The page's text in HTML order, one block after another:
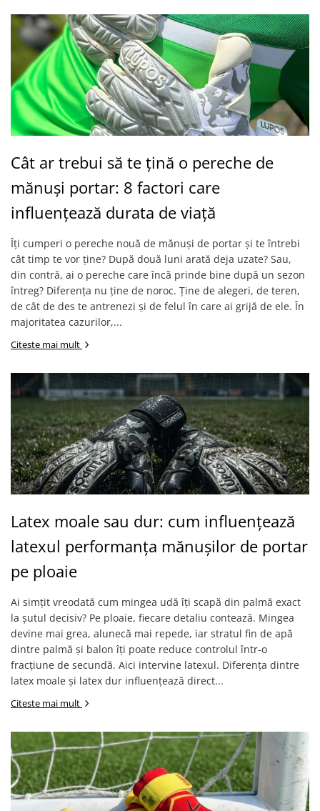
Cât ar trebui să te țină o pereche de
mănuși portar: 8 factori care
influențează durata de viață
Îți cumperi o pereche nouă de mănuși de portar și te întrebi
cât timp te vor ține? După două luni arată deja uzate? Sau,
din contră, ai o pereche care încă prinde bine după un sezon
întreg? Diferența nu ține de noroc. Ține de alegeri, de teren,
de cât de des te antrenezi și de felul în care ai grijă de ele. În
majoritatea cazurilor,...
Citeste mai mult
Latex moale sau dur: cum influențează
latexul performanța mănușilor de portar
pe ploaie
Ai simțit vreodată cum mingea udă îți scapă din palmă exact
la șutul decisiv? Pe ploaie, fiecare detaliu contează. Mingea
devine mai grea, alunecă mai repede, iar stratul fin de apă
dintre palmă și balon îți poate reduce controlul într-o
fracțiune de secundă. Aici intervine latexul. Diferența dintre
latex moale și latex dur influențează direct...
Citeste mai mult